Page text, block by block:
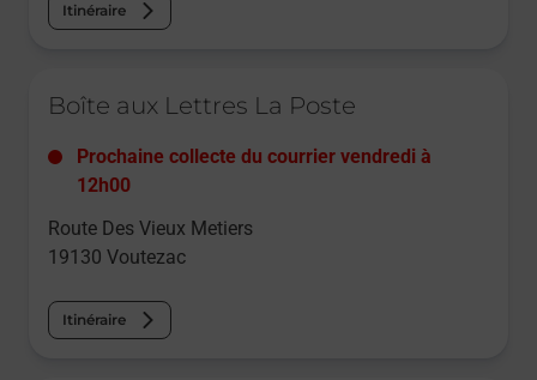
Itinéraire
Boîte aux Lettres La Poste
Prochaine collecte du courrier vendredi à
12h00
Route Des Vieux Metiers
19130 Voutezac
Itinéraire